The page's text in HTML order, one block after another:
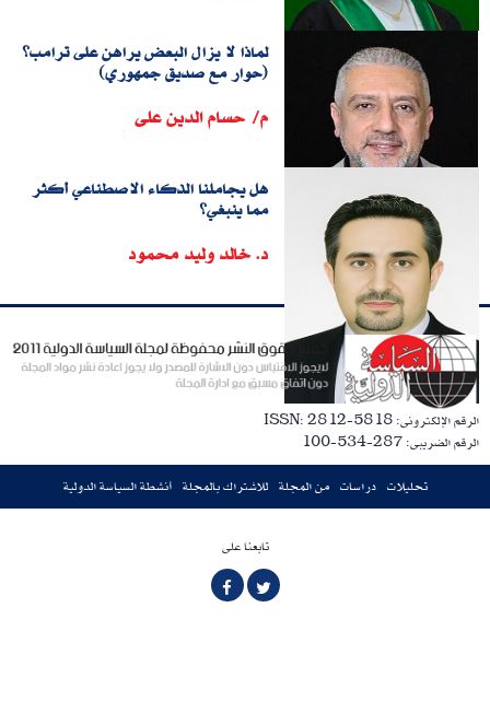
لماذا لا يزال البعض يراهن على ترامب؟
(حوار مع صديق جمهوري)
م/ حسام الدين على
هل يجاملنا الذكاء الاصطناعي أكثر
مما ينبغي؟
د. خالد وليد محمود
الرقم الإلكترونى: ISSN: 2812-5818
الرقم الضريبى: 287-534-100
تحليلات دراسات من المجلة للاشتراك بالمجلة أنشطة السياسة الدولية
تابعنا على